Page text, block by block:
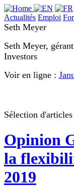
Actualités Emploi
Seth Meyer
Seth Meyer,
Investors
Voir en ligne :
Sélection
Opinion
la
2019